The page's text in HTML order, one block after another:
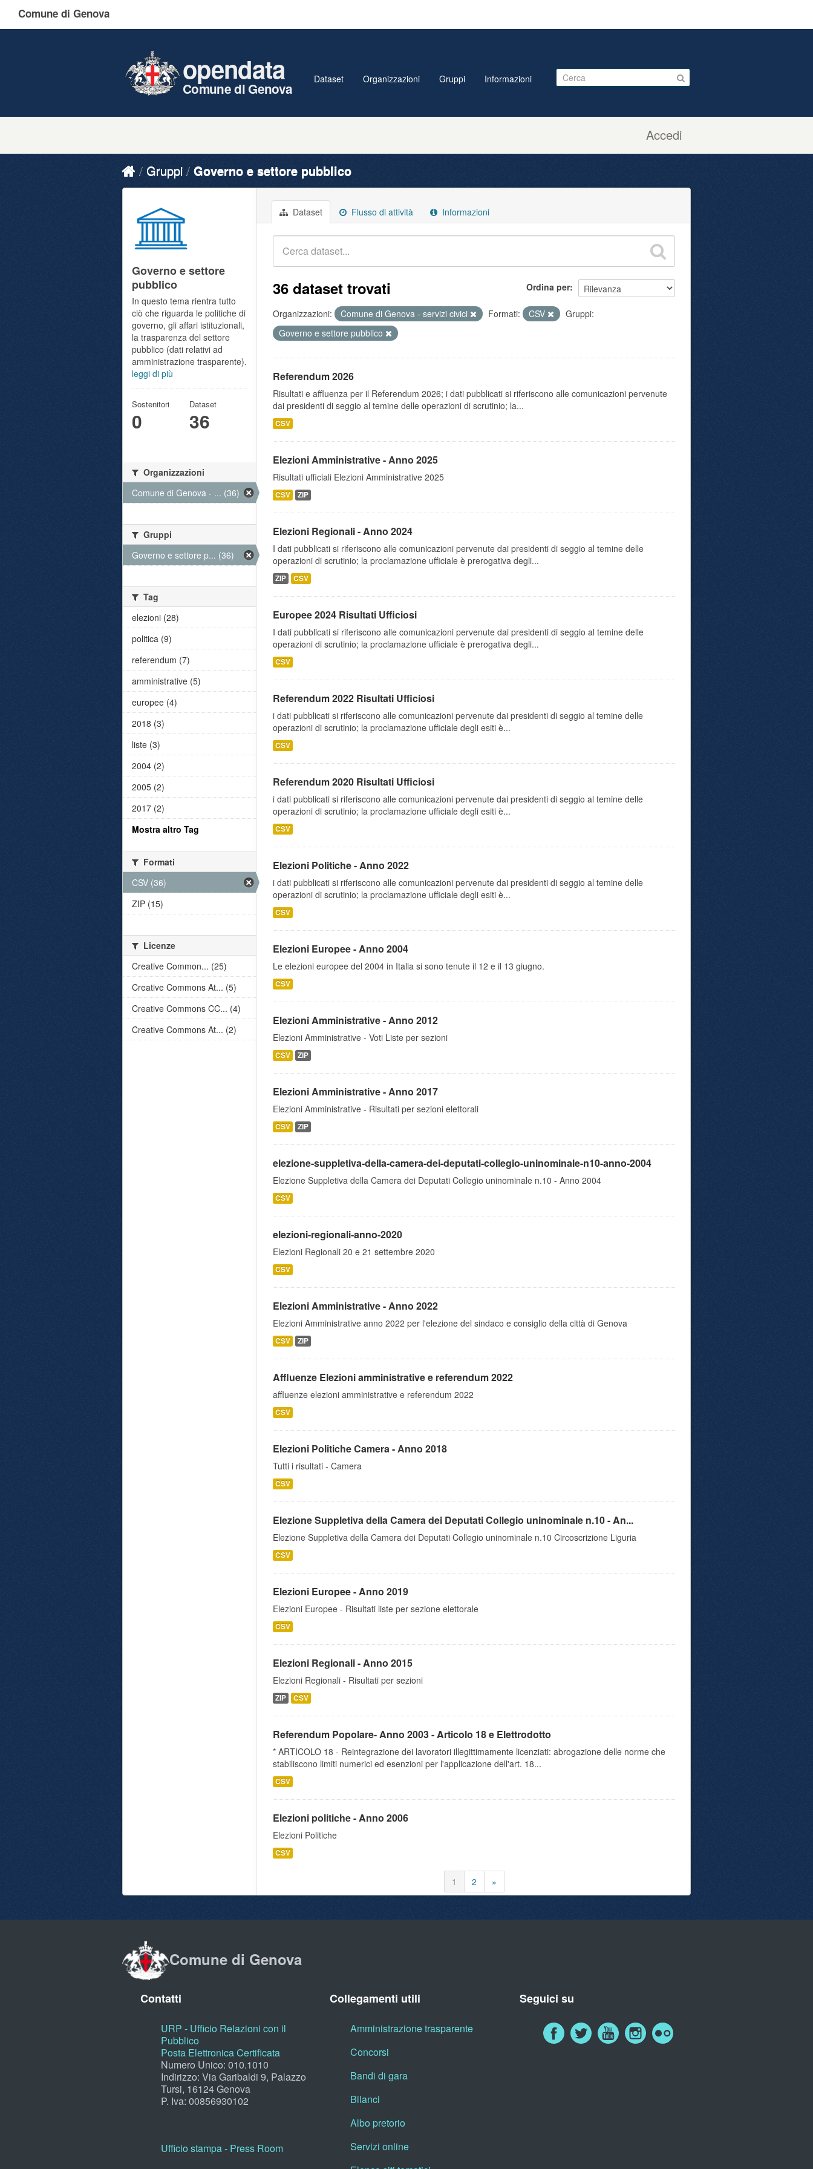
Comune di Genova
Accedi
opendata
Comune di Genova
Dataset Organizzazioni Gruppi Informazioni
Gruppi Governo e settore pubblico
Dataset Flusso di attività Informazioni
Ordina per
36 dataset trovati
Organizzazioni: Comune di Genova - servizi civici Formati: CSV
Gruppi:
Governo e settore pubblico
Referendum 2026
Risultati e affluenza per il Referendum 2026; i dati pubblicati si riferiscono alle comunicazioni pervenute
dai presidenti di seggio al temine delle operazioni di scrutinio; la...
CSV
Elezioni Amministrative - Anno 2025
Risultati ufficiali Elezioni Amministrative 2025
CSV ZIP
Elezioni Regionali - Anno 2024
I dati pubblicati si riferiscono alle comunicazioni pervenute dai presidenti di seggio al temine delle
operazioni di scrutinio; la proclamazione ufficiale è prerogativa degli...
ZIP CSV
Europee 2024 Risultati Ufficiosi
I dati pubblicati si riferiscono alle comunicazioni pervenute dai presidenti di seggio al temine delle
operazioni di scrutinio; la proclamazione ufficiale è prerogativa degli...
CSV
Referendum 2022 Risultati Ufficiosi
i dati pubblicati si riferiscono alle comunicazioni pervenute dai presidenti di seggio al temine delle
operazioni di scrutinio; la proclamazione ufficiale degli esiti è...
CSV
Referendum 2020 Risultati Ufficiosi
i dati pubblicati si riferiscono alle comunicazioni pervenute dai presidenti di seggio al temine delle
operazioni di scrutinio; la proclamazione ufficiale degli esiti è...
CSV
Elezioni Politiche - Anno 2022
i dati pubblicati si riferiscono alle comunicazioni pervenute dai presidenti di seggio al temine delle
operazioni di scrutinio; la proclamazione ufficiale degli esiti è...
CSV
Elezioni Europee - Anno 2004
Le elezioni europee del 2004 in Italia si sono tenute il 12 e il 13 giugno.
CSV
Elezioni Amministrative - Anno 2012
Elezioni Amministrative - Voti Liste per sezioni
CSV ZIP
Elezioni Amministrative - Anno 2017
Elezioni Amministrative - Risultati per sezioni elettorali
CSV ZIP
elezione-suppletiva-della-camera-dei-deputati-collegio-uninominale-n10-anno-2004
Elezione Suppletiva della Camera dei Deputati Collegio uninominale n.10 - Anno 2004
CSV
elezioni-regionali-anno-2020
Elezioni Regionali 20 e 21 settembre 2020
CSV
Elezioni Amministrative - Anno 2022
Elezioni Amministrative anno 2022 per l'elezione del sindaco e consiglio della città di Genova
CSV ZIP
Affluenze Elezioni amministrative e referendum 2022
affluenze elezioni amministrative e referendum 2022
CSV
Elezioni Politiche Camera - Anno 2018
Tutti i risultati - Camera
CSV
Elezione Suppletiva della Camera dei Deputati Collegio uninominale n.10 - An...
Elezione Suppletiva della Camera dei Deputati Collegio uninominale n.10 Circoscrizione Liguria
CSV
Elezioni Europee - Anno 2019
Elezioni Europee - Risultati liste per sezione elettorale
CSV
Elezioni Regionali - Anno 2015
Elezioni Regionali - Risultati per sezioni
ZIP CSV
Referendum Popolare- Anno 2003 - Articolo 18 e Elettrodotto
* ARTICOLO 18 - Reintegrazione dei lavoratori illegittimamente licenziati: abrogazione delle norme che
stabiliscono limiti numerici ed esenzioni per l'applicazione dell'art. 18...
CSV
Elezioni politiche - Anno 2006
Elezioni Politiche
CSV
1 2 »
Governo e settore
pubblico
In questo tema rientra tutto
ciò che riguarda le politiche di
governo, gli affari istituzionali,
la trasparenza del settore
pubblico (dati relativi ad
amministrazione trasparente).
leggi di più
Sostenitori
0
Dataset
36
Organizzazioni
Comune di Genova - ... (36)
Gruppi
Governo e settore p... (36)
Tag
elezioni (28)
politica (9)
referendum (7)
amministrative (5)
europee (4)
2018 (3)
liste (3)
2004 (2)
2005 (2)
2017 (2)
Mostra altro Tag
Formati
CSV (36)
ZIP (15)
Licenze
Creative Common... (25)
Creative Commons At... (5)
Creative Commons CC... (4)
Creative Commons At... (2)
Comune di Genova
Contatti
URP - Ufficio Relazioni con il
Pubblico
Posta Elettronica Certificata
Numero Unico: 010.1010
Indirizzo: Via Garibaldi 9, Palazzo
Tursi, 16124 Genova
P. Iva: 00856930102
Ufficio stampa - Press Room
Collegamenti utili
Amministrazione trasparente
Concorsi
Bandi di gara
Bilanci
Albo pretorio
Servizi online
Seguici su